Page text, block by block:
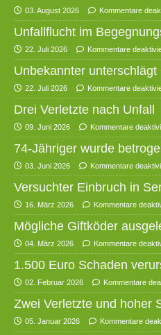
03. August 2026 Kommentare
Unfallflucht im
22. Juli 2026 Kommentare
Unbekannter unterschlägt
22. Juli 2026 Kommentare
Drei Verletzte nach Unfall
09. Juni 2026 Kommentare
74-Jähriger wurde
03. Juni 2026 Kommentare
Versuchter Einbruch in
16. März 2026 Kommentare
Mögliche Giftköder
04. März 2026 Kommentare
1.500 Euro Schaden
02. Februar 2026 Kommentare
Zwei Verletzte und hoher
05. Januar 2026 Kommentare